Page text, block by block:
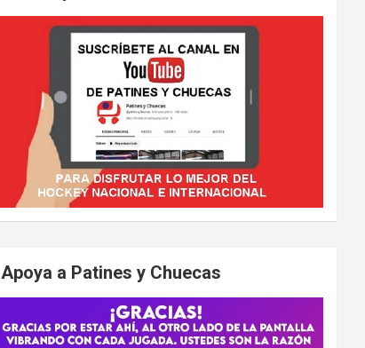
Apoya a Patines y Chuecas